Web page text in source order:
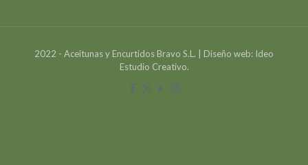
2022 - Aceitunas y Encurtidos Bravo S.L. | Diseño web: Ideo
Estudio Creativo.